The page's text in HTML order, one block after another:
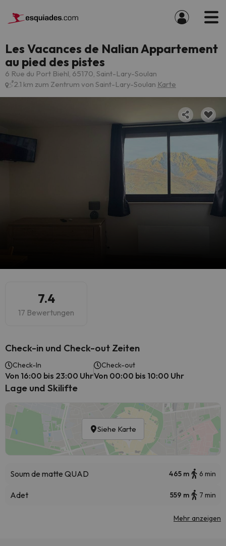
Les Vacances de Nalian Appartement
au pied des pistes
6 Rue du Port Biehl, 65170, Saint-Lary-Soulan
2.1 km zum Zentrum von Saint-Lary-Soulan Karte
7.4
17 Bewertungen
Check-in und Check-out Zeiten
Check-In
Von 16:00 bis 23:00 Uhr
Check-out
Von 00:00 bis 10:00 Uhr
Lage und Skilifte
Siehe Karte
Soum de matte QUAD 465 m 6 min
Adet 559 m 7 min
Mehr anzeigen